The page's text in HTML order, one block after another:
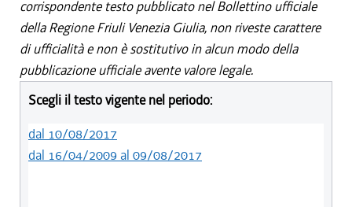
corrispondente testo pubblicato nel Bollettino ufficiale
della Regione Friuli Venezia Giulia, non riveste carattere
di ufficialità e non è sostitutivo in alcun modo della
pubblicazione ufficiale avente valore legale.
Scegli il testo vigente nel periodo:
dal 10/08/2017
dal 16/04/2009 al 09/08/2017